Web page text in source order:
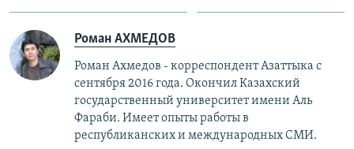
Роман АХМЕДОВ
Роман Ахмедов - корреспондент Азаттыка с
сентября 2016 года. Окончил Казахский
государственный университет имени Аль
Фараби. Имеет опыты работы в
республиканских и международных СМИ.